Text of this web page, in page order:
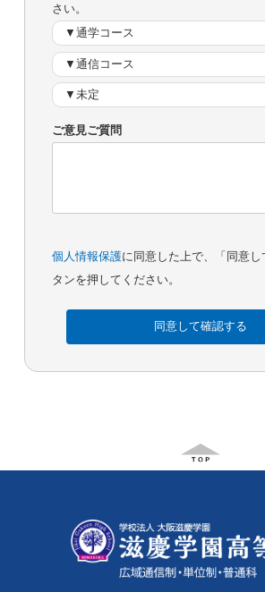
さい。
▼通学コース
▼通信コース
▼未定
ご意見ご質問
個人情報保護に同意した上で、「同意し
タンを押してください。